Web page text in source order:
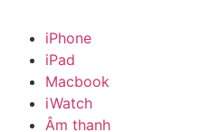
iPhone
iPad
Macbook
iWatch
Âm thanh